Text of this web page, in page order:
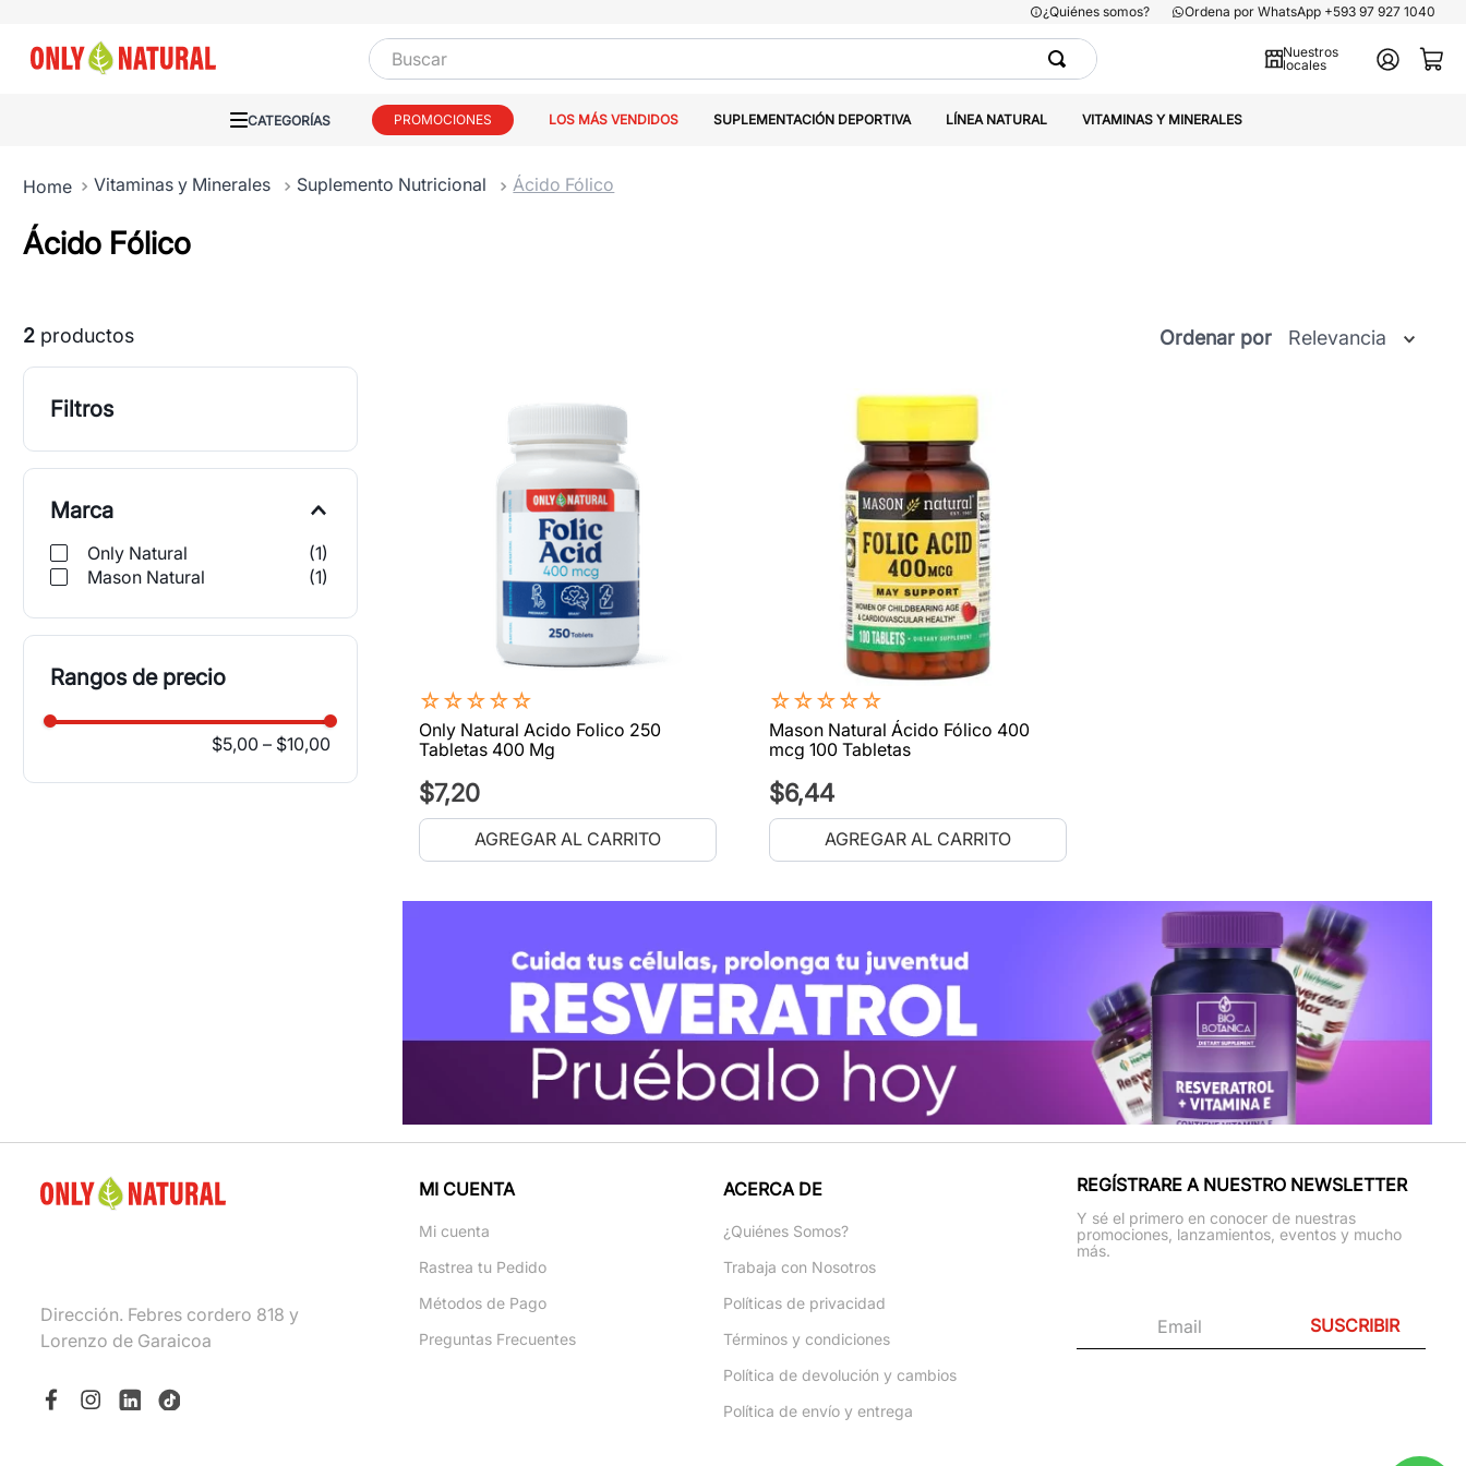
¿Quiénes somos? Ordena por WhatsApp +593 97 927 1040
Buscar
Nuestros
locales
PROMOCIONES LOS MÁS VENDIDOS SUPLEMENTACIÓN DEPORTIVA LÍNEA NATURAL VITAMINAS Y MINERALES
Vitaminas y Minerales Suplemento Nutricional Ácido Fólico
Ácido Fólico
2 productos Ordenar por Relevancia
Filtros
Marca
Only Natural (1)
Mason Natural
(1)
Rangos de precio
$5,00 – $10,00
☆☆☆☆☆
Only Natural Acido Folico 250
Tabletas 400 Mg
$7,20
AGREGAR AL CARRITO
☆☆☆☆☆
Mason Natural Ácido Fólico 400
mcg 100 Tabletas
$6,44
AGREGAR AL CARRITO
Dirección. Febres cordero 818 y
Lorenzo de Garaicoa
MI CUENTA
Mi cuenta
Rastrea tu Pedido
Métodos de Pago
Preguntas Frecuentes
ACERCA DE
¿Quiénes Somos?
Trabaja con Nosotros
Políticas de privacidad
Términos y condiciones
Política de devolución y cambios
Política de envío y entrega
REGÍSTRARE A NUESTRO NEWSLETTER
Y sé el primero en conocer de nuestras
promociones, lanzamientos, eventos y mucho
más.
SUSCRIBIR